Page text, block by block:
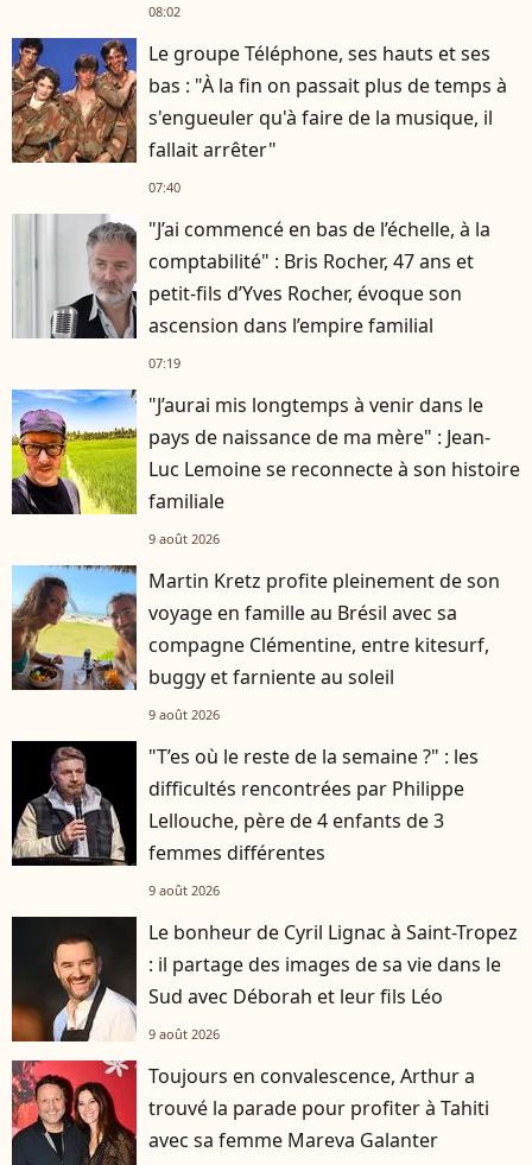
08:02
Le groupe Téléphone, ses hauts et ses
bas : "À la fin on passait plus de temps à
s'engueuler qu'à faire de la musique, il
fallait arrêter"
07:40
"J’ai commencé en bas de l’échelle, à la
comptabilité" : Bris Rocher, 47 ans et
petit-fils d’Yves Rocher, évoque son
ascension dans l’empire familial
07:19
"J’aurai mis longtemps à venir dans le
pays de naissance de ma mère" : Jean-
Luc Lemoine se reconnecte à son histoire
familiale
9 août 2026
Martin Kretz profite pleinement de son
voyage en famille au Brésil avec sa
compagne Clémentine, entre kitesurf,
buggy et farniente au soleil
9 août 2026
"T’es où le reste de la semaine ?" : les
difficultés rencontrées par Philippe
Lellouche, père de 4 enfants de 3
femmes différentes
9 août 2026
Le bonheur de Cyril Lignac à Saint-Tropez
: il partage des images de sa vie dans le
Sud avec Déborah et leur fils Léo
9 août 2026
Toujours en convalescence, Arthur a
trouvé la parade pour profiter à Tahiti
avec sa femme Mareva Galanter